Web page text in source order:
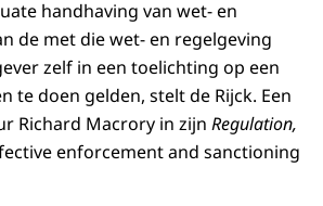
handhaving van wet- en
de met die wet- en regelgeving
zelf in een toelichting op een
te doen gelden, stelt de Rijck. Een
Richard Macrory in zijn Regulation,
enforcement and sanctioning